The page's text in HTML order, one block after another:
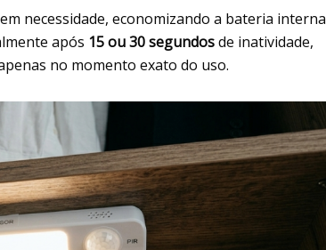
necessidade, economizando a bateria interna
após 15 ou 30 segundosde inatividade,
no momento exato do uso.